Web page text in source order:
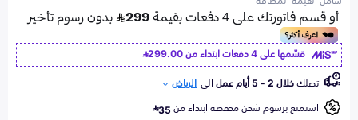
قسّمها على 4 دفعات ابتداء من
299.00
تصلكخلال 2 - 5 أيام عمل الى الرياض
استمتع برسوم شحن مخفضة ابتداء من35